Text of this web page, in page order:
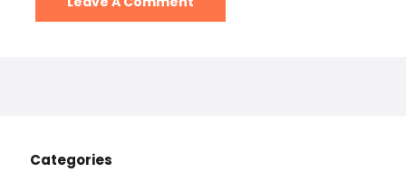
Categories